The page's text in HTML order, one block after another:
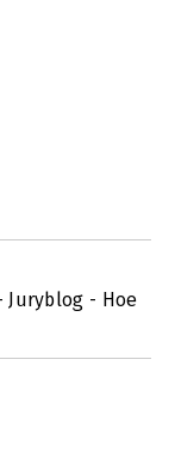
Juryblog - Hoe